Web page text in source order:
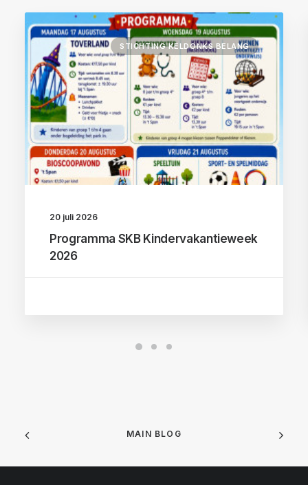
STICHTING KELDONKS BELANG
20 juli 2026
Programma SKB Kindervakantieweek
2026
MAIN BLOG